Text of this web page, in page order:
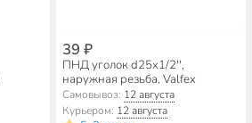
39 ₽
ПНД уголок d25х1/2'',
наружная резьба, Valfex
Самовывоз: 12 августа
Курьером: 12 августа